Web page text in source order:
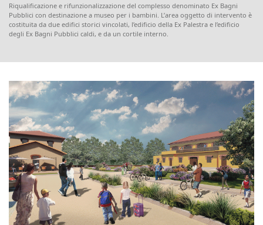
Riqualificazione e rifunzionalizzazione del complesso denominato Ex Bagni
Pubblici con destinazione a museo per i bambini. L’area oggetto di intervento è
costituita da due edifici storici vincolati, l’edificio della Ex Palestra e l’edificio
degli Ex Bagni Pubblici caldi, e da un cortile interno.